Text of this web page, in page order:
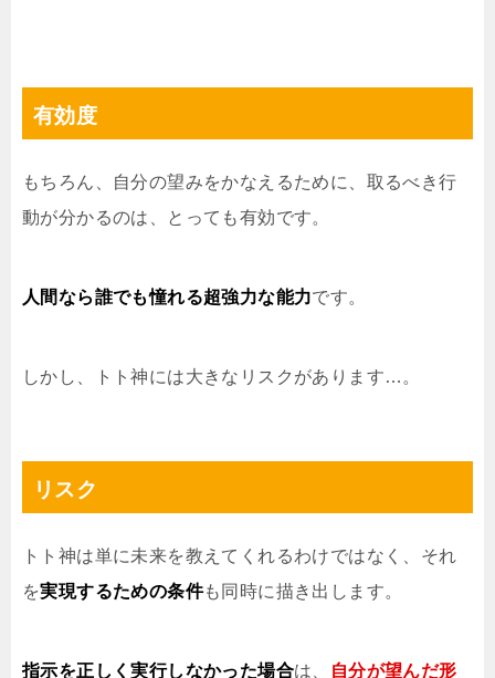
有効度
もちろん、自分の望みをかなえるために、取るべき行
動が分かるのは、とっても有効です。
人間なら誰でも憧れる超強力な能力です。
しかし、トト神には大きなリスクがあります…。
リスク
トト神は単に未来を教えてくれるわけではなく、それ
を実現するための条件も同時に描き出します。
指示を正しく実行しなかった場合は、
自分が望んだ形